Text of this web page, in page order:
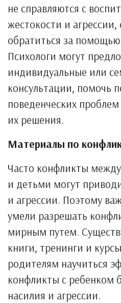
не справляются с
жестокости и агрессии,
обратиться за помощью
Психологи могут
индивидуальные или
консультации, помочь
поведенческих
их решения.
Материалы по
Часто конфликты
и детьми могут
и агрессии. Поэтому
умели разрешать
мирным путем.
книги, тренинги и
родителям научиться
конфликты с ребенком
насилия и агрессии.